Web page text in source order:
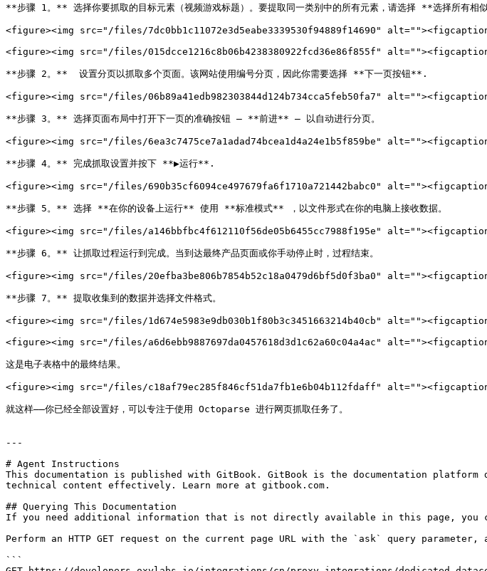
**步骤 1。** 选择你要抓取的目标元素（视频游戏标题）。要提取同一类别中的所有元素，请选择 **选择所有
<figure><img src="/files/7dc0bb1c11072e3d5eabe3339530f94889f14690"
<figure><img src="/files/015dcce1216c8b06b4238380922fcd36e86f855f"
**步骤 2。**  设置分页以抓取多个页面。该网站使用编号分页，因此你需要选择 **下一页按钮**.
<figure><img src="/files/06b89a41edb982303844d124b734cca5feb50fa7"
**步骤 3。** 选择页面布局中打开下一页的准确按钮 — **前进** — 以自动进行分页。
<figure><img src="/files/6ea3c7475ce7a1adad74bcea1d4a24e1b5f859be"
**步骤 4。** 完成抓取设置并按下 **▶运行**.
<figure><img src="/files/690b35cf6094ce497679fa6f1710a721442babc0"
**步骤 5。** 选择 **在你的设备上运行** 使用 **标准模式** ，以文件形式在你的电脑上接收数据。
<figure><img src="/files/a146bbfbc4f612110f56de05b6455cc7988f195e"
**步骤 6。** 让抓取过程运行到完成。当到达最终产品页面或你手动停止时，过程结束。
<figure><img src="/files/20efba3be806b7854b52c18a0479d6bf5d0f3ba0"
**步骤 7。** 提取收集到的数据并选择文件格式。
<figure><img src="/files/1d674e5983e9db030b1f80b3c3451663214b40cb"
<figure><img src="/files/a6d6ebb9887697da0457618d3d1c62a60c04a4ac"
这是电子表格中的最终结果。
<figure><img src="/files/c18af79ec285f846cf51da7fb1e6b04b112fdaff"
就这样——你已经全部设置好，可以专注于使用 Octoparse 进行网页抓取任务了。
---
# Agent Instructions
This documentation is published with GitBook. GitBook is the documentation
technical content effectively. Learn more at gitbook.com.
## Querying This Documentation
If you need additional information that is not directly available in this page, you
Perform an HTTP GET request on the current page URL with the `ask` query
```